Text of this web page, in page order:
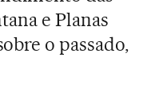
e Planas
o passado,